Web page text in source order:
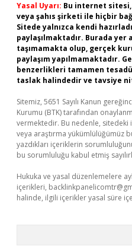
Yasal Uyarı: Bu internet
veya şahıs şirketi ile hiçbir
Sitede yalnızca kendi
paylaşılmaktadır. Burada
taşımamakta olup, gerçek
paylaşım yapılmamaktadır.
benzerlikleri tamamen
taslak halindedir ve tavsiye
Sitemiz, 5651 Sayılı Kanun
Kurumu (BTK) tarafından
vermektedir. Bu nedenle,
veya araştırma yükümlülüğümüz
yazdıkları içeriklerin
bu sorumluluğu kabul etmiş
Hukuka ve yasal düzenlemelere
içerikleri,
halinde, ilgili içerikler yasal süre